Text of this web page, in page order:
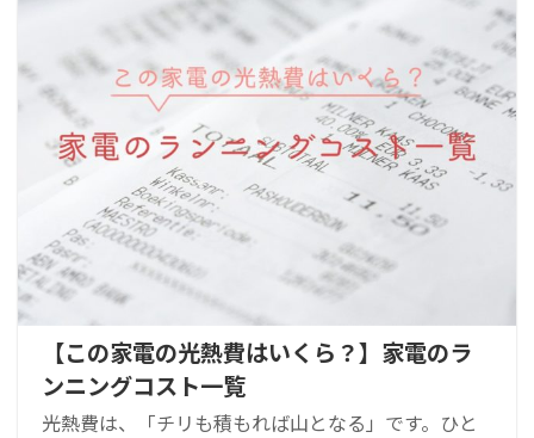
洗濯ワザ
収納ワザ
生活ワザ
お金ワザ
育児ワザ
健康ワザ
防災防犯ワザ
【この家電の光熱費はいくら？】家電のラ
ンニングコスト一覧
光熱費は、「チリも積もれば山となる」です。ひと